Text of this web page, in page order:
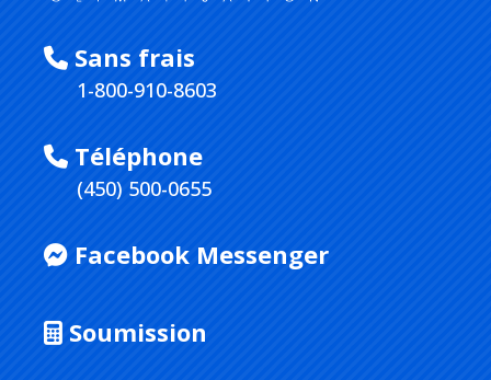
Sans frais
1-800-910-8603
Téléphone
(450) 500-0655
Facebook Messenger
Soumission